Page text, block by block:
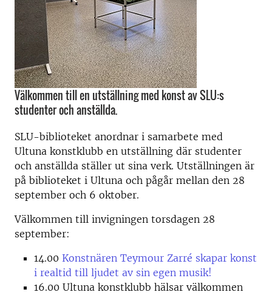
Välkommen till en utställning med konst av SLU:s
studenter och anställda.
SLU-biblioteket anordnar i samarbete med
Ultuna konstklubb en utställning där studenter
och anställda ställer ut sina verk. Utställningen är
på biblioteket i Ultuna och pågår mellan den 28
september och 6 oktober.
Välkommen till invigningen torsdagen 28
september:
14.00 Konstnären Teymour Zarré skapar konst
i realtid till ljudet av sin egen musik!
16.00 Ultuna konstklubb hälsar välkommen